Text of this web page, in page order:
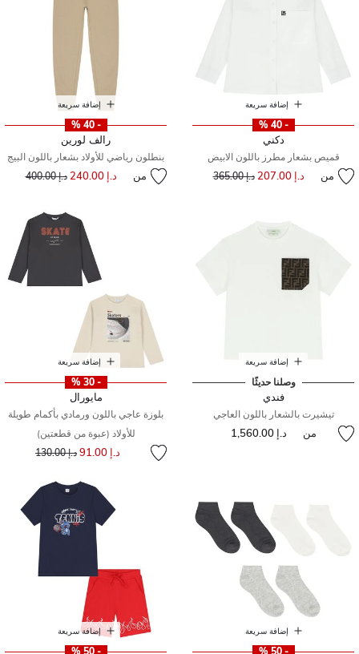
إضافة سريعة
- 40 %
دكني
قميص بشعار مطرز باللون الابيض
من د.إ 207.00 سعر مخفض مند.إ 365.00
إضافة سريعة
- 40 %
رالف لورين
بنطلون رياضي للأولاد بشعار باللون البيج
من د.إ 240.00 سعر مخفض من
د.إ 400.00 إلى
إضافة سريعة
وصلنا حديثًا
فندي
تيشيرت بالشعار باللون العاجي
من د.إ 1,560.00
إضافة سريعة
- 30 %
مايورال
بلوزة عاجي باللون ورمادي بأكمام طويلة
للأولاد (عبوة من قطعتين)
د.إ 91.00 سعر مخفض من
د.إ 130.00 إلى
إضافة سريعة
- 50 %
إضافة سريعة
- 50 %